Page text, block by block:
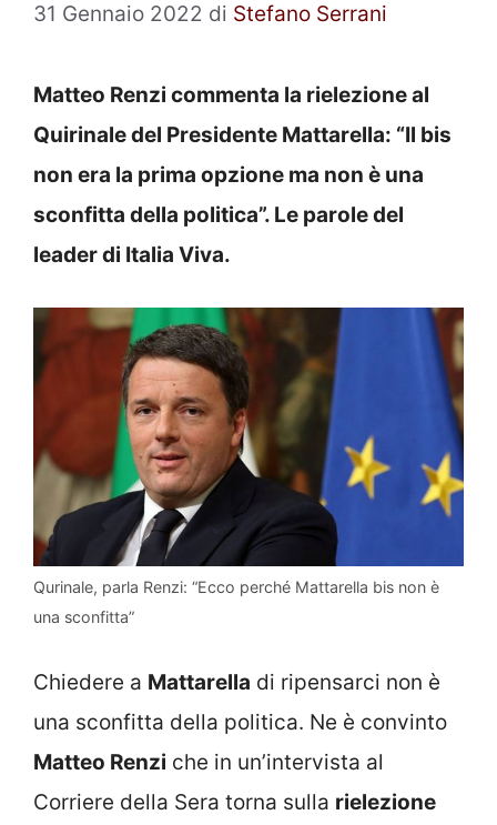
31 Gennaio 2022 di Stefano Serrani
Matteo Renzi commenta la rielezione al
Quirinale del Presidente Mattarella: “Il bis
non era la prima opzione ma non è una
sconfitta della politica”. Le parole del
leader di Italia Viva.
Qurinale, parla Renzi: “Ecco perché Mattarella bis non è
una sconfitta”
Chiedere a Mattarella di ripensarci non è
una sconfitta della politica. Ne è convinto
Matteo Renzi che in un’intervista al
Corriere della Sera torna sulla rielezione